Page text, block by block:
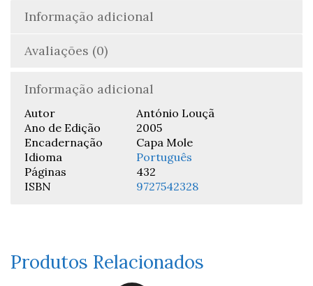
Informação adicional
Avaliações (0)
Informação adicional
Autor
António Louçã
Ano de Edição
2005
Encadernação
Capa Mole
Idioma
Português
Páginas
432
ISBN
9727542328
Produtos Relacionados